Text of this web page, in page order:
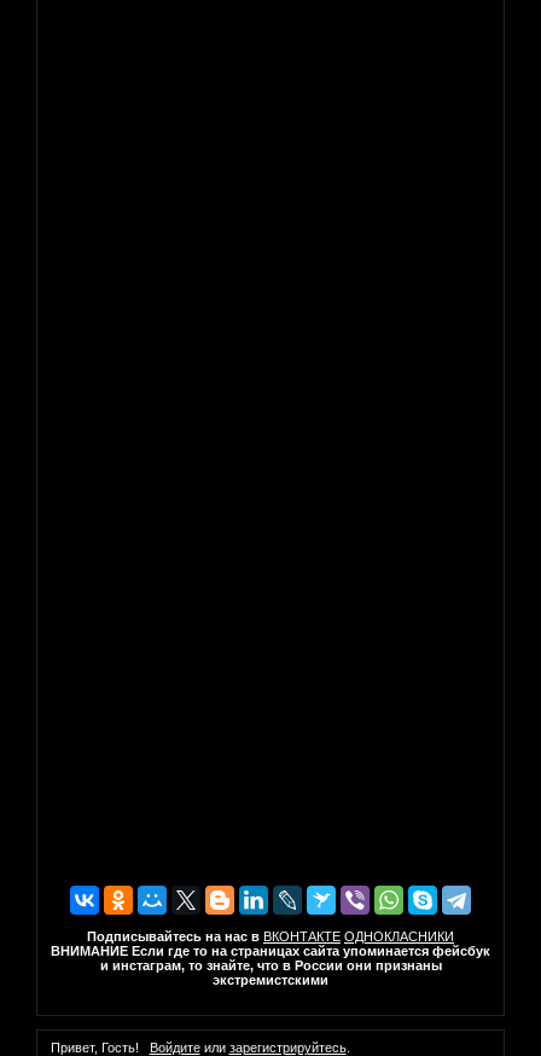
Подписывайтесь на нас в ВКОНТАКТЕ ОДНОКЛАСНИКИ
ВНИМАНИЕ Если где то на страницах сайта упоминается фейсбук
и инстаграм, то знайте, что в России они признаны
экстремистскими
Привет, Гость! Войдитеили зарегистрируйтесь.